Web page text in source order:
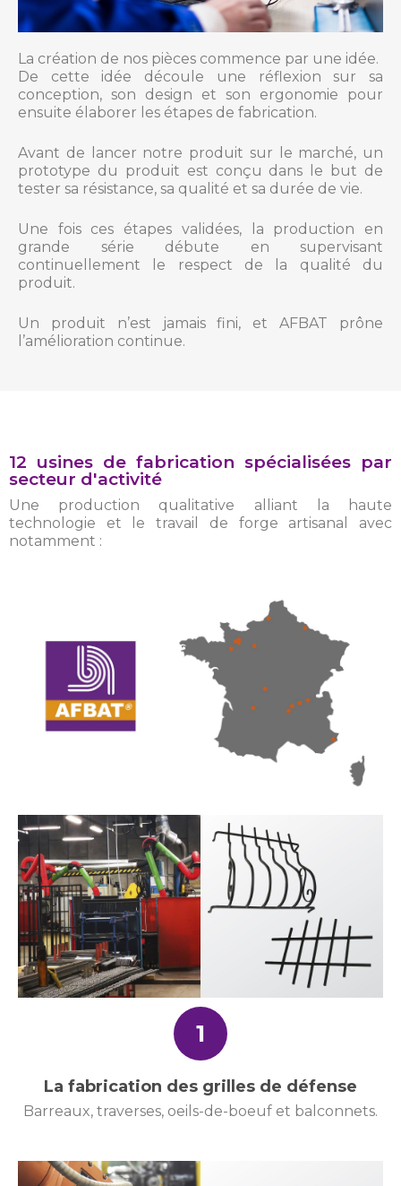
La création de nos pièces commence par une idée.
De cette idée découle une réflexion sur sa
conception, son design et son ergonomie pour
ensuite élaborer les étapes de fabrication.
Avant de lancer notre produit sur le marché, un
prototype du produit est conçu dans le but de
tester sa résistance, sa qualité et sa durée de vie.
Une fois ces étapes validées, la production en
grande série débute en supervisant
continuellement le respect de la qualité du
produit.
Un produit n’est jamais fini, et AFBAT prône
l’amélioration continue.
12 usines de fabrication spécialisées par
secteur d'activité
Une production qualitative alliant la haute
technologie et le travail de forge artisanal avec
notamment :
1
La fabrication des grilles de défense
Barreaux, traverses, oeils-de-boeuf et balconnets.